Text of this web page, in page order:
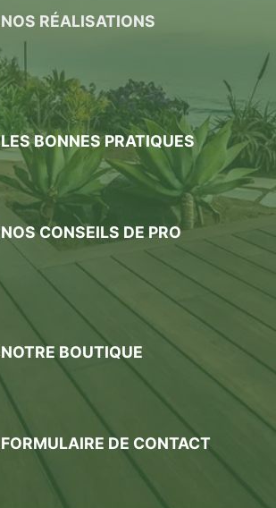
NOS RÉALISATIONS
LES BONNES PRATIQUES
NOS CONSEILS DE PRO
NOTRE BOUTIQUE
FORMULAIRE DE CONTACT